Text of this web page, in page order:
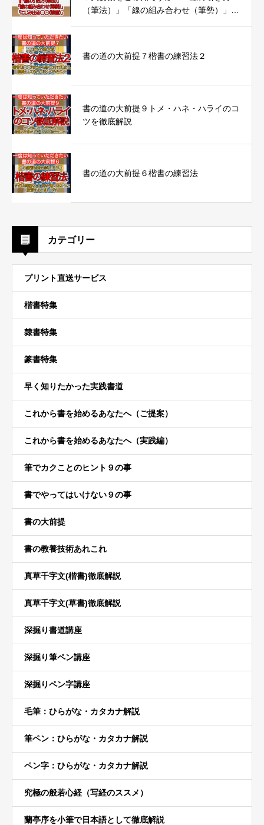
（筆法）」「線の組み合わせ（筆勢）」
書の道の大前提７楷書の練習法２
書の道の大前提９トメ・ハネ・ハライのコ
ツを徹底解説
書の道の大前提６楷書の練習法
カテゴリー
プリント直送サービス
楷書特集
隷書特集
篆書特集
早く知りたかった実践書道
これから書を始めるあなたへ（ご提案）
これから書を始めるあなたへ（実践編）
筆でカクことのヒント９の事
書でやってはいけない９の事
書の大前提
書の教養技術あれこれ
真草千字文(楷書)徹底解説
真草千字文(草書)徹底解説
深掘り書道講座
深掘り筆ペン講座
深掘りペン字講座
毛筆：ひらがな・カタカナ解説
筆ペン：ひらがな・カタカナ解説
ペン字：ひらがな・カタカナ解説
究極の般若心経（写経のススメ）
蘭亭序を小筆で日本語として徹底解説